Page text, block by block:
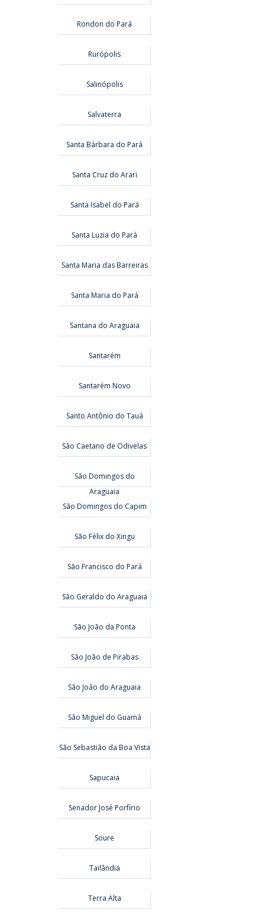
Rondon do Pará
Rurópolis
Salinópolis
Salvaterra
Santa Bárbara do Pará
Santa Cruz do Arari
Santa Isabel do Pará
Santa Luzia do Pará
Santa Maria das Barreiras
Santa Maria do Pará
Santana do Araguaia
Santarém
Santarém Novo
Santo Antônio do Tauá
São Caetano de Odivelas
São Domingos do
Araguaia
São Domingos do Capim
São Félix do Xingu
São Francisco do Pará
São Geraldo do Araguaia
São João da Ponta
São João de Pirabas
São João do Araguaia
São Miguel do Guamá
São Sebastião da Boa Vista
Sapucaia
Senador José Porfírio
Soure
Tailândia
Terra Alta